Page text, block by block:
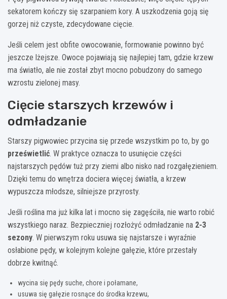
sekatorem kończy się szarpaniem kory. A uszkodzenia goją się
gorzej niż czyste, zdecydowane cięcie.
Jeśli celem jest obfite owocowanie, formowanie powinno być
jeszcze lżejsze. Owoce pojawiają się najlepiej tam, gdzie krzew
ma światło, ale nie został zbyt mocno pobudzony do samego
wzrostu zielonej masy.
Cięcie starszych krzewów i
odmładzanie
Starszy pigwowiec przycina się przede wszystkim po to, by go
prześwietlić. W praktyce oznacza to usunięcie części
najstarszych pędów tuż przy ziemi albo nisko nad rozgałęzieniem.
Dzięki temu do wnętrza dociera więcej światła, a krzew
wypuszcza młodsze, silniejsze przyrosty.
Jeśli roślina ma już kilka lat i mocno się zagęściła, nie warto robić
wszystkiego naraz. Bezpieczniej rozłożyć odmładzanie na 2-3
sezony. W pierwszym roku usuwa się najstarsze i wyraźnie
osłabione pędy, w kolejnym kolejne gałęzie, które przestały
dobrze kwitnąć.
wycina się pędy suche, chore i połamane,
usuwa się gałęzie rosnące do środka krzewu,